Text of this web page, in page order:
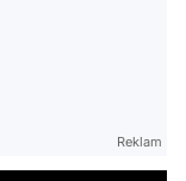
Reklam